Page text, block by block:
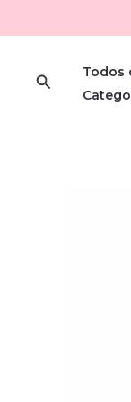
to
SearchTodos